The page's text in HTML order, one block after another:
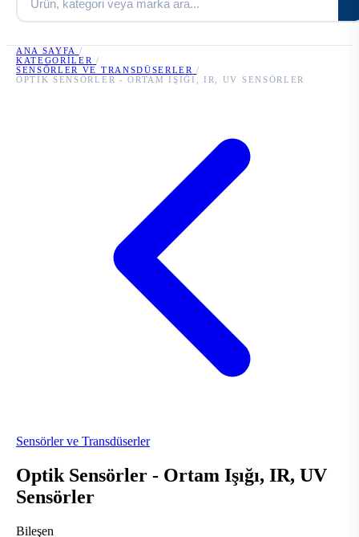
ANA SAYFA /
KATEGORILER /
SENSÖRLER VE TRANSDÜSERLER
/
OPTIK SENSÖRLER - ORTAM IŞIĞI, IR, UV SENSÖRLER
Sensörler ve Transdüserler
Optik Sensörler - Ortam Işığı, IR, UV
Sensörler
Bileşen